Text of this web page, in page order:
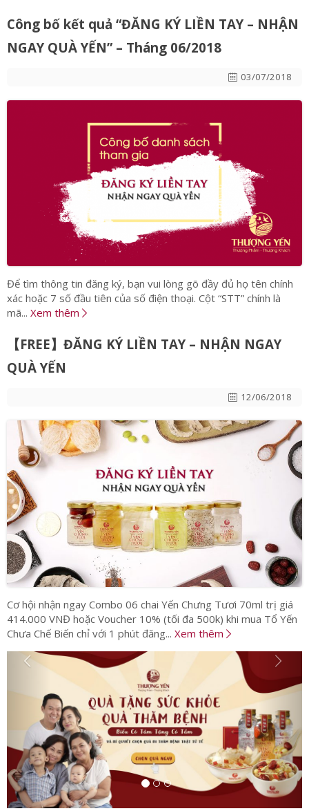
Công bố kết quả “ĐĂNG KÝ LIỀN TAY – NHẬN
NGAY QUÀ YẾN” – Tháng 06/2018
03/07/2018
Để tìm thông tin đăng ký, bạn vui lòng gõ đầy đủ họ tên chính
xác hoặc 7 số đầu tiên của số điện thoại. Cột “STT” chính là
mã... Xem thêm
【FREE】ĐĂNG KÝ LIỀN TAY – NHẬN NGAY
QUÀ YẾN
12/06/2018
Cơ hội nhận ngay Combo 06 chai Yến Chưng Tươi 70ml trị giá
414.000 VNĐ hoặc Voucher 10% (tối đa 500k) khi mua Tổ Yến
Chưa Chế Biến chỉ với 1 phút đăng... Xem thêm